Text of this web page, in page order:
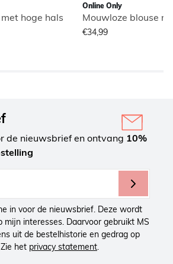
hoge hals
Online Only
Mouwloze blouse
€34,99
de nieuwsbrief en ontvang 10%
in voor de nieuwsbrief. Deze wordt
mijn interesses. Daarvoor gebruikt MS
uit de bestelhistorie en gedrag op
het privacy statement.